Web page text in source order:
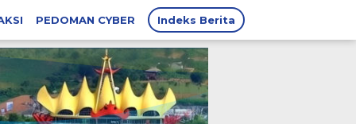
PEDOMAN CYBER Indeks Berita